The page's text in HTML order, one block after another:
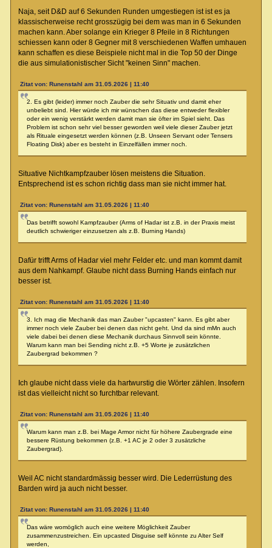
Naja, seit D&D auf 6 Sekunden Runden umgestiegen ist ist es ja
klassischerweise recht grosszügig bei dem was man in 6 Sekunden
machen kann. Aber solange ein Krieger 8 Pfeile in 8 Richtungen
schiessen kann oder 8 Gegner mit 8 verschiedenen Waffen umhauen
kann schaffen es diese Beispiele nicht mal in die Top 50 der Dinge
die aus simulationistischer Sicht "keinen Sinn" machen.
Zitat von: Runenstahl am 31.05.2026 | 11:40
2. Es gibt (leider) immer noch Zauber die sehr Situativ und damit eher
unbeliebt sind. Hier würde ich mir wünschen das diese entweder flexibler
oder ein wenig verstärkt werden damit man sie öfter im Spiel sieht. Das
Problem ist schon sehr viel besser geworden weil viele dieser Zauber jetzt
als Rituale eingesetzt werden können (z.B. Unseen Servant oder Tensers
Floating Disk) aber es besteht in Einzelfällen immer noch.
Situative Nichtkampfzauber lösen meistens die Situation.
Entsprechend ist es schon richtig dass man sie nicht immer hat.
Zitat von: Runenstahl am 31.05.2026 | 11:40
Das betrifft sowohl Kampfzauber (Arms of Hadar ist z.B. in der Praxis meist
deutlich schwieriger einzusetzen als z.B. Burning Hands)
Dafür trifft Arms of Hadar viel mehr Felder etc. und man kommt damit
aus dem Nahkampf. Glaube nicht dass Burning Hands einfach nur
besser ist.
Zitat von: Runenstahl am 31.05.2026 | 11:40
3. Ich mag die Mechanik das man Zauber "upcasten" kann. Es gibt aber
immer noch viele Zauber bei denen das nicht geht. Und da sind mMn auch
viele dabei bei denen diese Mechanik durchaus Sinnvoll sein könnte.
Warum kann man bei Sending nicht z.B. +5 Worte je zusätzlichen
Zaubergrad bekommen ?
Ich glaube nicht dass viele da hartwurstig die Wörter zählen. Insofern
ist das vielleicht nicht so furchtbar relevant.
Zitat von: Runenstahl am 31.05.2026 | 11:40
Warum kann man z.B. bei Mage Armor nicht für höhere Zaubergrade eine
bessere Rüstung bekommen (z.B. +1 AC je 2 oder 3 zusätzliche
Zaubergrad).
Weil AC nicht standardmässig besser wird. Die Lederrüstung des
Barden wird ja auch nicht besser.
Zitat von: Runenstahl am 31.05.2026 | 11:40
Das wäre womöglich auch eine weitere Möglichkeit Zauber
zusammenzustreichen. Ein upcasted Disguise self könnte zu Alter Self
werden,